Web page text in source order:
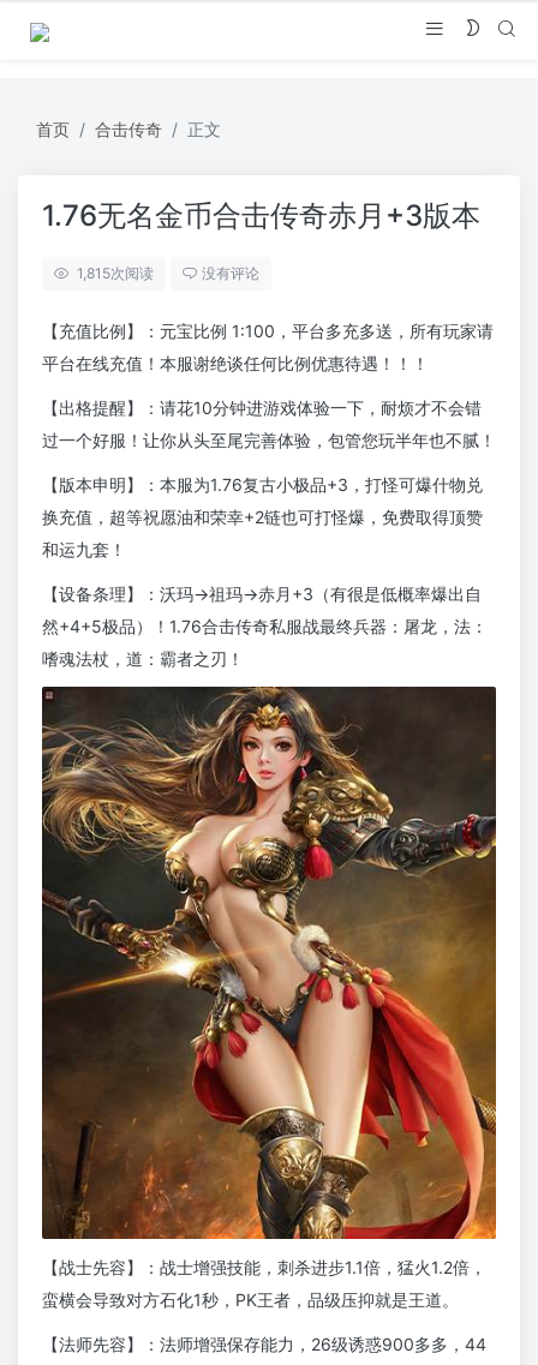
首页 合击传奇 正文
1.76无名金币合击传奇赤月+3版本
1,815次阅读 没有评论
【充值比例】：元宝比例 1:100，平台多充多送，所有玩家请
平台在线充值！本服谢绝谈任何比例优惠待遇！！！
【出格提醒】：请花10分钟进游戏体验一下，耐烦才不会错
过一个好服！让你从头至尾完善体验，包管您玩半年也不腻！
【版本申明】：本服为1.76复古小极品+3，打怪可爆什物兑
换充值，超等祝愿油和荣幸+2链也可打怪爆，免费取得顶赞
和运九套！
【设备条理】：沃玛→祖玛→赤月+3（有很是低概率爆出自
然+4+5极品）！1.76合击传奇私服战最终兵器：屠龙，法：
嗜魂法杖，道：霸者之刃！
【战士先容】：战士增强技能，刺杀进步1.1倍，猛火1.2倍，
蛮横会导致对方石化1秒，PK王者，品级压抑就是王道。
【法师先容】：法师增强保存能力，26级诱惑900多多，44